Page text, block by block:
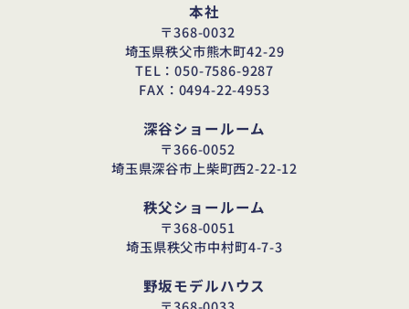
本社
〒368-0032
埼玉県秩父市熊木町42-29
TEL：050-7586-9287
FAX：0494-22-4953
深谷ショールーム
〒366-0052
埼玉県深谷市上柴町西2-22-12
秩父ショールーム
〒368-0051
埼玉県秩父市中村町4-7-3
野坂モデルハウス